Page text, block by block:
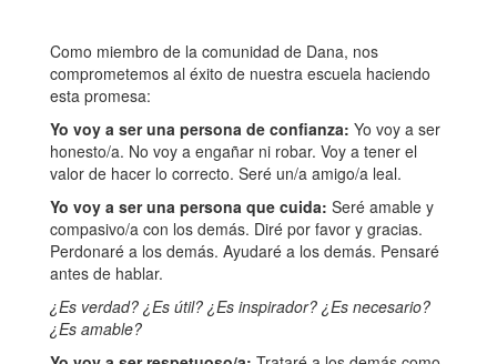
Como miembro de la comunidad de Dana, nos
comprometemos al éxito de nuestra escuela haciendo
esta promesa:
Yo voy a ser una persona de confianza: Yo voy a ser
honesto/a. No voy a engañar ni robar. Voy a tener el
valor de hacer lo correcto. Seré un/a amigo/a leal.
Yo voy a ser una persona que cuida: Seré amable y
compasivo/a con los demás. Diré por favor y gracias.
Perdonaré a los demás. Ayudaré a los demás. Pensaré
antes de hablar.
¿Es verdad? ¿Es útil? ¿Es inspirador? ¿Es necesario?
¿Es amable?